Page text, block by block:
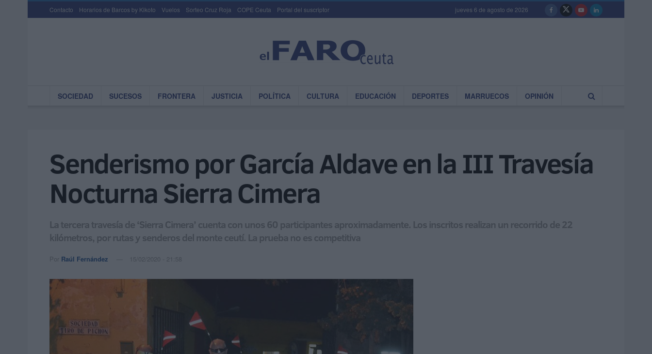
Contacto Horarios de Barcos by Kikoto Vuelos Sorteo Cruz Roja COPE Ceuta Portal del suscriptor jueves 6 de agosto de 2026
SOCIEDAD SUCESOS FRONTERA JUSTICIA POLÍTICA CULTURA EDUCACIÓN DEPORTES MARRUECOS OPINIÓN
Senderismo por García Aldave en la III Travesía
Nocturna Sierra Cimera
La tercera travesía de ‘Sierra Cimera’ cuenta con unos 60 participantes aproximadamente. Los inscritos realizan un recorrido de 22
kilómetros, por rutas y senderos del monte ceutí. La prueba no es competitiva
Por Raúl Fernández 15/02/2020 - 21:58